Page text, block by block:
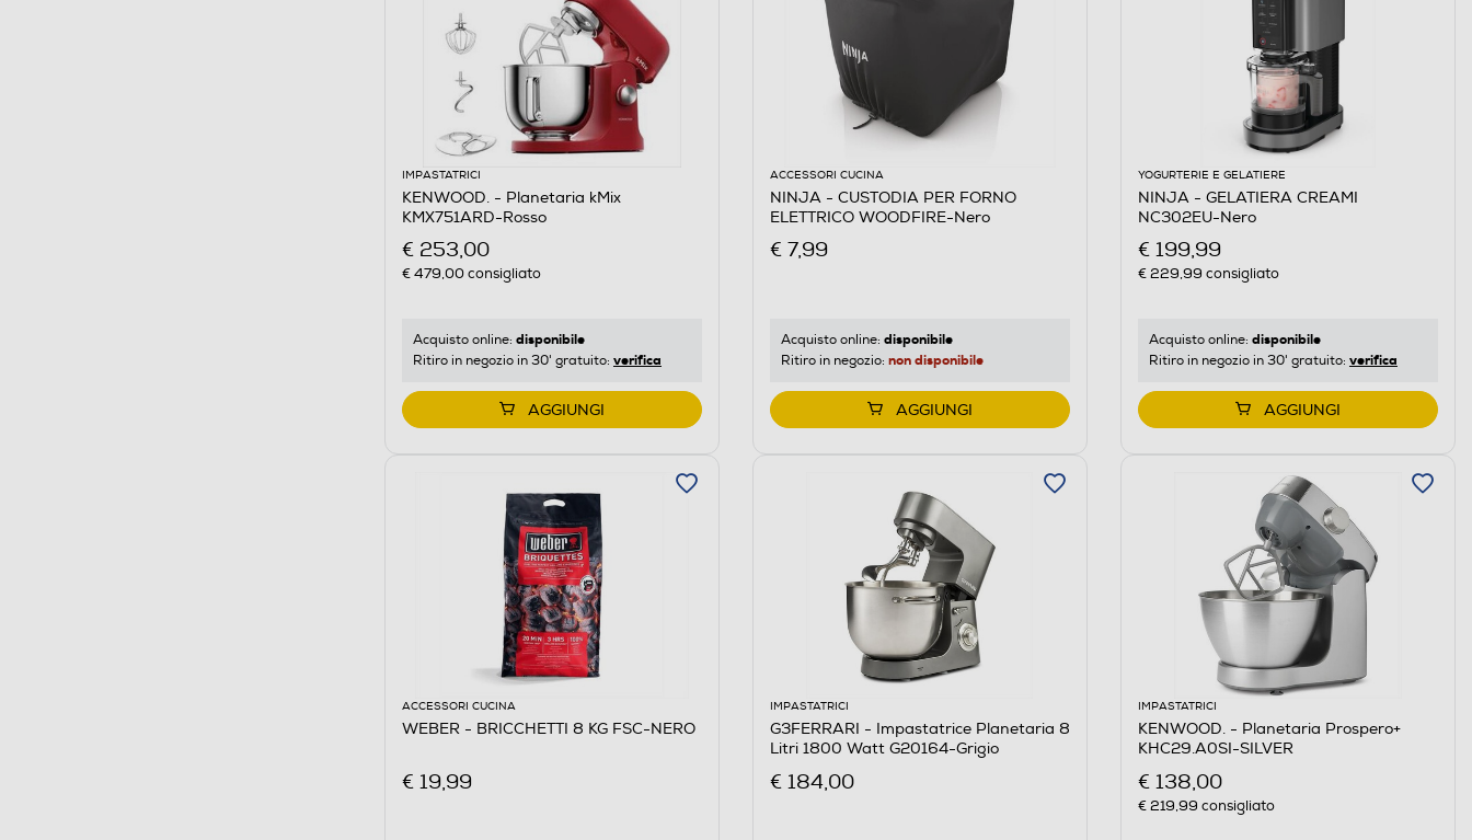
IMPASTATRICI
KENWOOD. - Planetaria kMix
KMX751ARD-Rosso
€ 253,00
€ 479,00consigliato
Acquisto online: disponibile
Ritiro in negozio in 30' gratuito: verifica
AGGIUNGI
ACCESSORI CUCINA
NINJA - CUSTODIA PER FORNO
ELETTRICO WOODFIRE-Nero
€ 7,99
Acquisto online: disponibile
Ritiro in negozio: non disponibile
AGGIUNGI
YOGURTERIE E GELATIERE
NINJA - GELATIERA CREAMI
NC302EU-Nero
€ 199,99
€ 229,99 consigliato
Acquisto online: disponibile
Ritiro in negozio in 30' gratuito: verifica
AGGIUNGI
ACCESSORI CUCINA
WEBER - BRICCHETTI 8 KG FSC-NERO
€ 19,99
IMPASTATRICI
G3FERRARI - Impastatrice Planetaria 8
Litri 1800 Watt G20164-Grigio
€ 184,00
IMPASTATRICI
KENWOOD. - Planetaria Prospero+
KHC29.A0SI-SILVER
€ 138,00
€ 219,99 consigliato